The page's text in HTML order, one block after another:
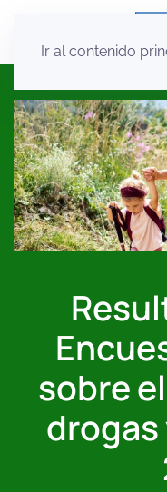
Ir al contenido
sobre
drogas